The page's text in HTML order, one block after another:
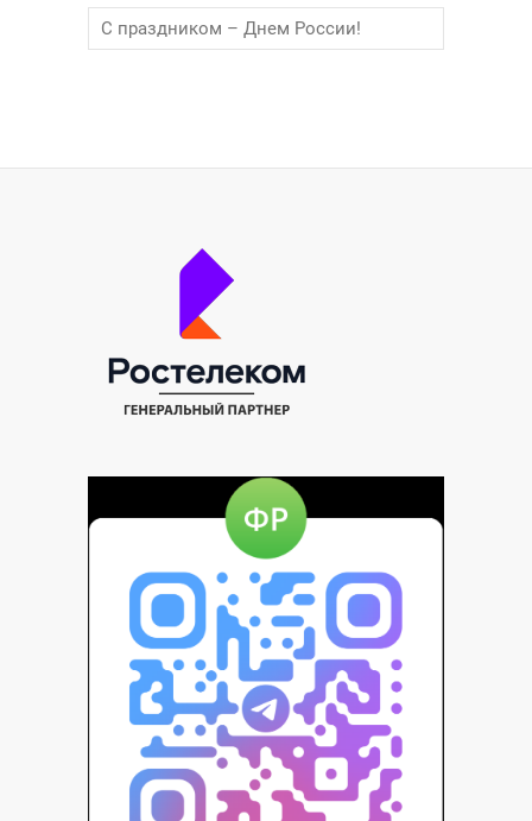
С праздником – Днем России!